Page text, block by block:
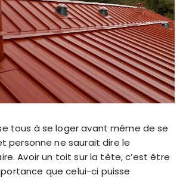
tous à se loger avant même de se
personne ne saurait dire le
Avoir un toit sur la tête, c’est être
que celui-ci puisse